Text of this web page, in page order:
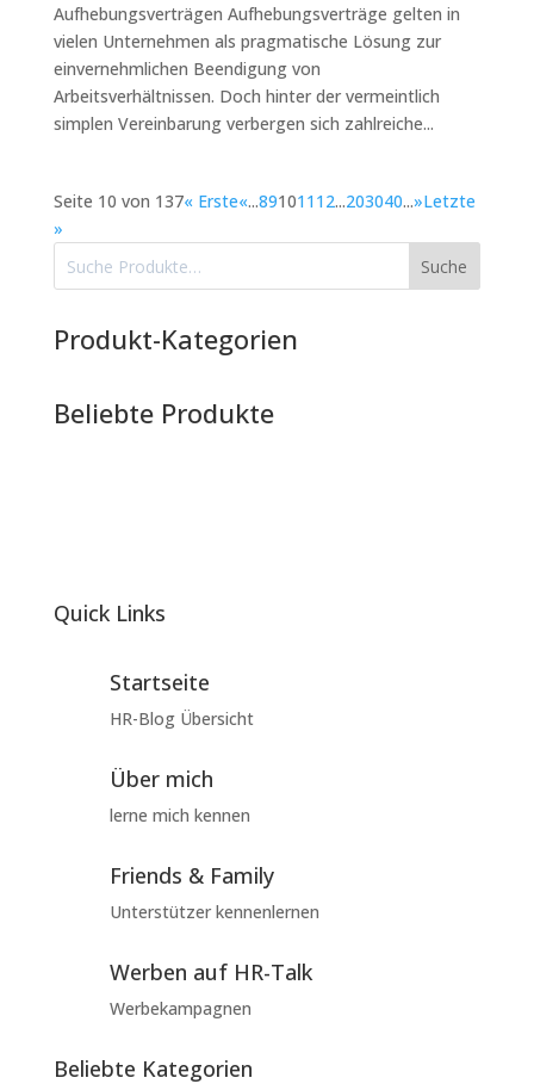
Aufhebungsverträgen Aufhebungsverträge gelten in
vielen Unternehmen als pragmatische Lösung zur
einvernehmlichen Beendigung von
Arbeitsverhältnissen. Doch hinter der vermeintlich
simplen Vereinbarung verbergen sich zahlreiche...
Seite 10 von 137« Erste«...891011 12...203040...»Letzte
»
Suche
Produkt-Kategorien
Beliebte Produkte
Quick Links
Startseite
HR-Blog Übersicht
Über mich
lerne mich kennen
Friends & Family
Unterstützer kennenlernen
Werben auf HR-Talk
Werbekampagnen
Beliebte Kategorien